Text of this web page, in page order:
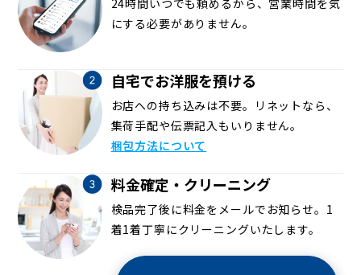
にする必要がありません。
自宅でお洋服を預ける
お店への持ち込みは不要。リネットなら、
集荷手配や伝票記入もいりません。
梱包方法について
料金確定・クリーニング
検品完了後に料金をメールでお知らせ。1
着1着丁寧にクリーニングいたします。